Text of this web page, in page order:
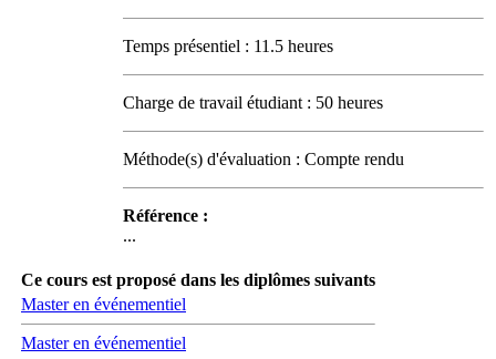
Temps présentiel : 11.5 heures
Charge de travail étudiant : 50 heures
Méthode(s) d'évaluation : Compte rendu
Référence :
...
Ce cours est proposé dans les diplômes suivants
Master en événementiel
Master en événementiel